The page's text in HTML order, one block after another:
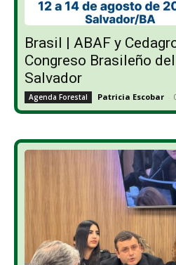
Brasil | ABAF y
Congreso Brasileño
Salvador
Agenda Forestal Patricia Escobar -